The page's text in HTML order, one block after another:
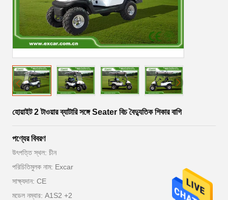
হোয়াইট 2 টাওয়ার ব্যাটারি সঙ্গে Seater বিচ বৈদ্যুতিক শিকার বাগি
পণ্যের বিবরণ
উৎপত্তি স্থল: চীন
পরিচিতিমুলক নাম: Excar
সাক্ষ্যদান: CE
মডেল নম্বার: A1S2 +2